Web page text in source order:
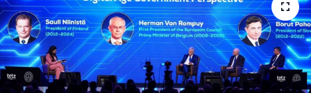
SPOR
YAŞAM
Yerel